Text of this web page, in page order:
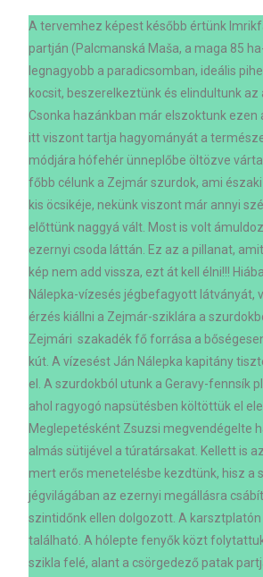
A tervemhez képest később értünk
partján (Palcmanská Maša, a maga 85
legnagyobb a paradicsomban, ideális
kocsit, beszerelkeztünk és elindultunk az
Csonka hazánkban már elszoktunk ezen
itt viszont tartja hagyományát a
módjára hófehér ünneplőbe öltözve
főbb célunk a Zejmár szurdok, ami
kis öcsikéje, nekünk viszont már annyi
előttünk naggyá vált. Most is volt
ezernyi csoda láttán. Ez az a pillanat,
kép nem add vissza, ezt át kell élni!!!
Nálepka-vízesés jégbefagyott látványát,
érzés kiállni a Zejmár-sziklára a
Zejmári szakadék fő forrása a
kút. A vízesést Ján Nálepka kapitány
el. A szurdokból utunk a Geravy-fennsík
ahol ragyogó napsütésben költöttük el
Meglepetésként Zsuzsi megvendégelte
almás sütijével a túratársakat. Kellett is
mert erős menetelésbe kezdtünk, hisz a
jégvilágában az ezernyi megállásra
szintidőnk ellen dolgozott. A
található. A hólepte fenyők közt
szikla felé, alant a csörgedező patak